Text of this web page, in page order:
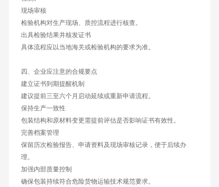
现场审核
检验机构对生产现场、质控流程进行核查。
出具检验结果并核发证书
具体流程应以当地海关或检验机构的要求为准。
四、企业应注意的合规要点
建立证书到期提醒机制
建议提前三至六个月启动延续或重新申请流程。
保持生产一致性
包装结构和原材料变更需提前评估是否影响证书有效性。
完善档案管理
保留历次检验报告、申请资料及现场审核记录，便于后续办
理。
加强内部质量控制
确保包装持续符合危险货物运输技术规范要求。